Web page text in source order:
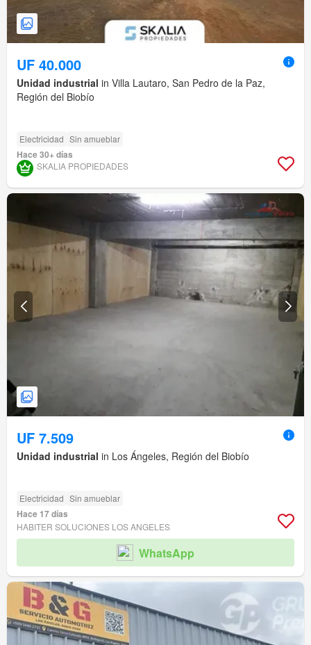
UF 40.000
Unidad industrial in Villa Lautaro, San Pedro de la Paz,
Región del Biobío
Electricidad Sin amueblar
Hace 30+ días
SKALIA PROPIEDADES
UF 7.509
Unidad industrial in Los Ángeles, Región del Biobío
Electricidad Sin amueblar
Hace 17 días
HABITER SOLUCIONES LOS ANGELES
WhatsApp